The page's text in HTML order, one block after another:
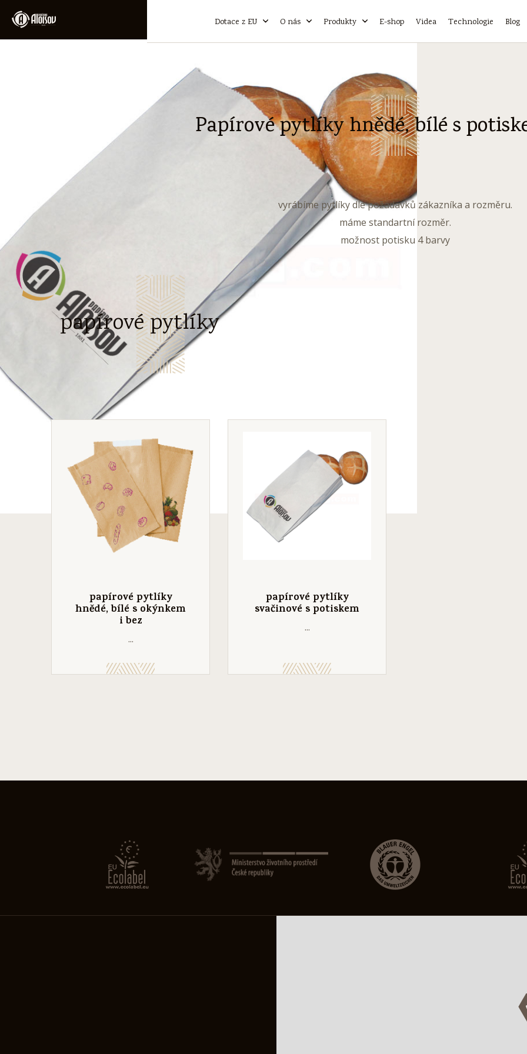
Dotace z EU O nás Produkty E-shop Videa Technologie Blog
Papírové pytlíky hnědé, bílé s
vyrábíme pytlíky dle požadavků zákazníka a rozměru.
máme standartní rozměr.
možnost potisku 4 barvy
papírové pytlíky
papírové pytlíky
hnědé, bílé s okýnkem
i bez
...
papírové pytlíky
svačinové s potiskem
...